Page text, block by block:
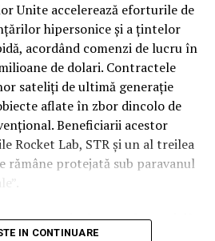
în cazul unui atac iminent din
Ankara și Islamabadul
a proteja regatul saudit,
de astăzi într-o realitate
Unite accelerează eforturile de
hipersonice și a țintelor
acordând comenzi de lucru în
de dolari. Contractele
sateliți de ultimă generație
aflate în zbor dincolo de
Beneficiarii acestor
Rocket Lab, STR și un al treilea
rămâne protejată sub paravanul
reprezintă o etapă esențială
(Space-Based Airborne Moving
IN CONTINUARE